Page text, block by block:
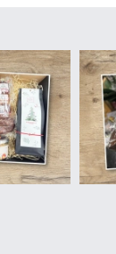
einer
von dem starken
eine
Die
sorgen für